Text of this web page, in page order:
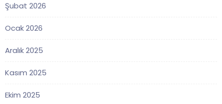
Şubat 2026
Ocak 2026
Aralık 2025
Kasım 2025
Ekim 2025